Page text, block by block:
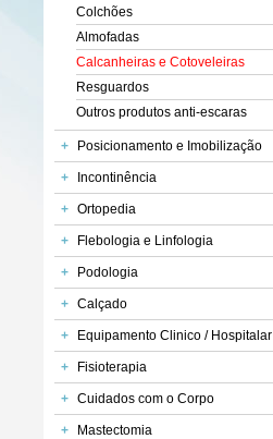
Colchões
Almofadas
Calcanheiras e Cotoveleiras
Resguardos
Outros produtos anti-escaras
+ Posicionamento e Imobilização
+ Incontinência
+ Ortopedia
+ Flebologia e Linfologia
+ Podologia
+ Calçado
+ Equipamento Clinico / Hospitalar
+ Fisioterapia
+ Cuidados com o Corpo
+ Mastectomia